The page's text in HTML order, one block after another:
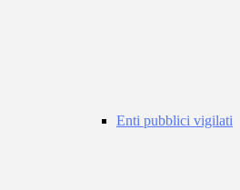
Enti pubblici vigilati